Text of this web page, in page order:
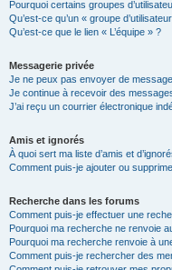
Pourquoi certains groupes
Qu’est-ce qu’un « groupe
Qu’est-ce que le lien « L’équipe » ?
Messagerie privée
Je ne peux pas envoyer de
Je continue à recevoir des
J’ai reçu un courrier électronique
Amis et ignorés
À quoi sert ma liste d’amis et
Comment puis-je ajouter ou
Recherche dans les forums
Comment puis-je effectuer une
Pourquoi ma recherche ne renvoie
Pourquoi ma recherche renvoie à
Comment puis-je rechercher des